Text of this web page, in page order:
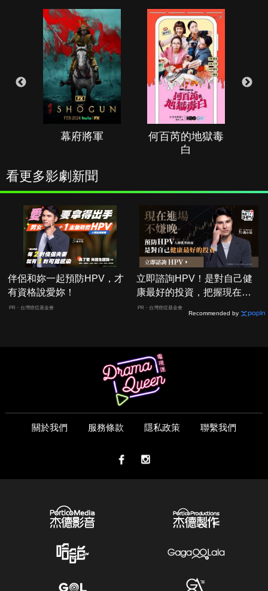
幕府將軍
何百芮的地獄毒
白
看更多影劇新聞
伴侶和妳一起預防HPV，才
有資格說愛妳！
PR・台灣癌症基金會
立即諮詢HPV！是對自己健
康最好的投資，把握現在不
嫌晚！
PR・台灣癌症基金會
Recommended by
關於我們 服務條款 隱私政策 聯繫我們